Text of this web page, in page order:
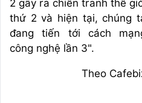
2 gây ra chiến tranh thế
thứ 2 và hiện tại, chúng
đang tiến tới cách
công nghệ lần 3".
Theo